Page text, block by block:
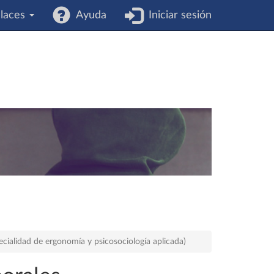
Ayuda Iniciar sesión
de ergonomía y psicosociología aplicada)